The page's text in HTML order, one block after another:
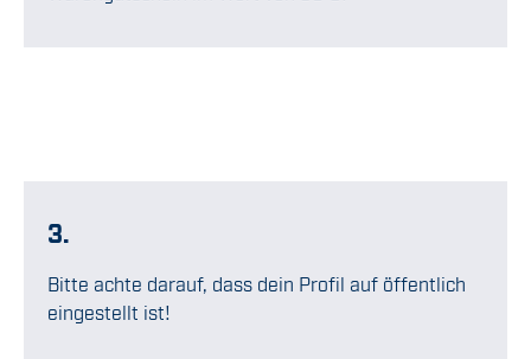
3.
Bitte achte darauf, dass dein Profil auf öffentlich
eingestellt ist!